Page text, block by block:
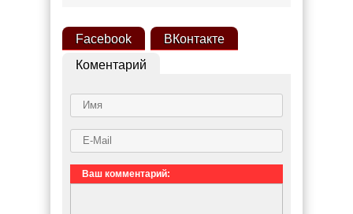
Facebook
ВКонтакте
Коментарий
Ваш комментарий: